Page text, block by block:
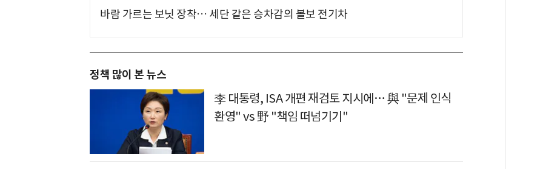
바람 가르는 보닛 장착… 세단 같은 승차감의 볼보 전기차
정책 많이 본 뉴스
李 대통령, ISA 개편 재검토 지시에… 與 "문제 인식
환영" vs 野 "책임 떠넘기기"